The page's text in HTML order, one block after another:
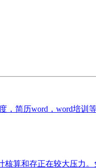
，简历word，word培训
核算和存正在较大压力。